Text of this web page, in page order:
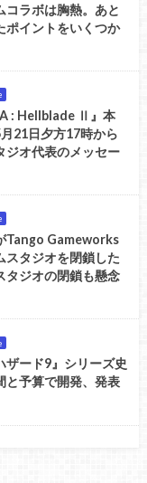
コラボは胸熱。あと
ポイントをいくつか
: Hellblade Ⅱ』本
21日夕方17時から
ジオ代表のメッセー
Tango Gameworks
スタジオを閉鎖した
タジオの閉鎖も懸念
ザード9』シリーズ史
と予算で開発、発表